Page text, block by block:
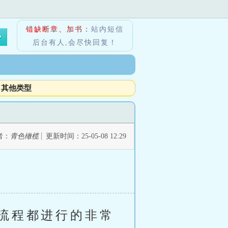
错缺断章、加书： 站内短信
后台有人,会尽快回复！
其他类型
青色橄榄 更新时间：25-05-08 12:29
程都进行的非常